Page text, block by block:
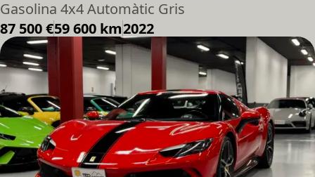
Gasolina 4x4 Automàtic Gris
87 500 €59 600 km2022